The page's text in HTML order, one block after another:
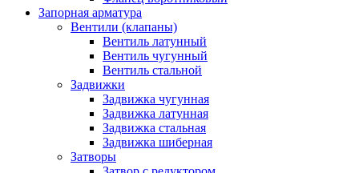
Запорная арматура
Вентили (клапаны)
Вентиль латунный
Вентиль чугунный
Вентиль стальной
Задвижки
Задвижка чугунная
Задвижка латунная
Задвижка стальная
Задвижка шиберная
Затворы